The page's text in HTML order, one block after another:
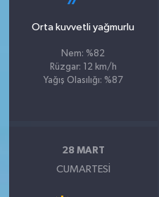
Orta kuvvetli yağmurlu
Nem: %82
Rüzgar: 12 km/h
Yağış Olasılığı: %87
28 MART
CUMARTESI